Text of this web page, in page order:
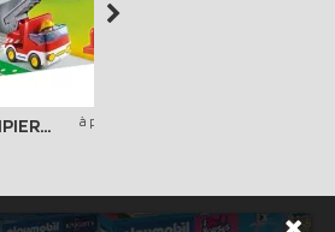
CASERNE DE POMPIERS TRANSPORTABLE à partir de